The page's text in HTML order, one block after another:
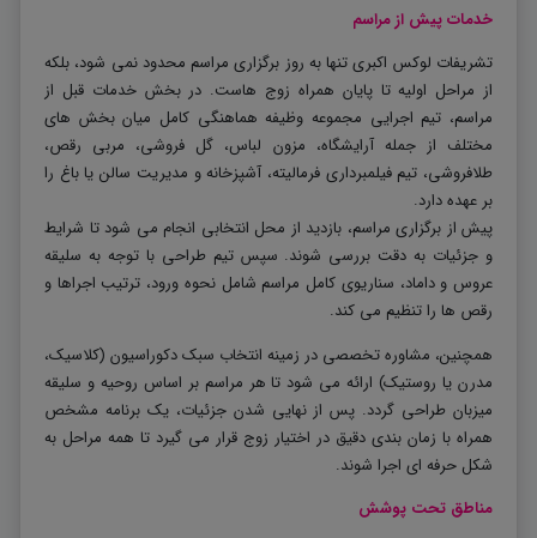
خدمات پیش از مراسم
تشریفات لوکس اکبری تنها به روز برگزاری مراسم محدود نمی شود، بلکه
از مراحل اولیه تا پایان همراه زوج هاست. در بخش خدمات قبل از
مراسم، تیم اجرایی مجموعه وظیفه هماهنگی کامل میان بخش های
مختلف از جمله آرایشگاه، مزون لباس، گل فروشی، مربی رقص،
طلافروشی، تیم فیلمبرداری فرمالیته، آشپزخانه و مدیریت سالن یا باغ را
بر عهده دارد.
پیش از برگزاری مراسم، بازدید از محل انتخابی انجام می شود تا شرایط
و جزئیات به دقت بررسی شوند. سپس تیم طراحی با توجه به سلیقه
عروس و داماد، سناریوی کامل مراسم شامل نحوه ورود، ترتیب اجراها و
رقص ها را تنظیم می کند.
همچنین، مشاوره تخصصی در زمینه انتخاب سبک دکوراسیون (کلاسیک،
مدرن یا روستیک) ارائه می شود تا هر مراسم بر اساس روحیه و سلیقه
میزبان طراحی گردد. پس از نهایی شدن جزئیات، یک برنامه مشخص
همراه با زمان بندی دقیق در اختیار زوج قرار می گیرد تا همه مراحل به
شکل حرفه ای اجرا شوند.
مناطق تحت پوشش